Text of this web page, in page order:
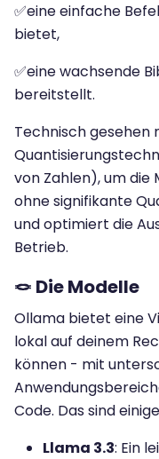
✅eine einfache
bietet,
✅eine wachsende
bereitstellt.
Technisch gesehen
von Zahlen), um die
ohne signifikante
und optimiert die
Betrieb.
🪢 Die Modelle
Ollama bietet eine
lokal auf deinem
können - mit
Code. Das sind
Llama 3.3: Ein